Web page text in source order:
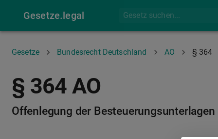
Gesetze.legal
Gesetze Bundesrecht Deutschland AO § 364
§ 364 AO
Offenlegung der Besteuerungsunterlagen